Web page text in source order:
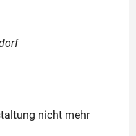
nicht mehr